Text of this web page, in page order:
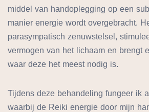
middel van handoplegging op een
manier energie wordt overgebracht.
parasympatisch zenuwstelsel,
vermogen van het lichaam en brengt
waar deze het meest nodig is.
Tijdens deze behandeling fungeer ik
waarbij de Reiki energie door mijn